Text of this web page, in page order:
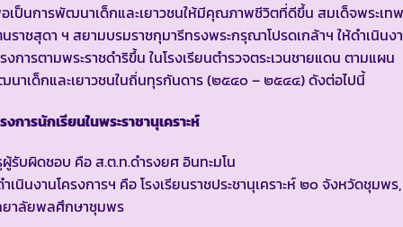
เป็นการพัฒนาเด็กและเยาวชนให้มีคุณภาพชีวิตที่ดีขึ้น สมเด็จพระเทพ
ราชสุดา ฯ สยามบรมราชกุมารีทรงพระกรุณาโปรดเกล้าฯ ให้ดำเนินง
งการตามพระราชดำริขึ้น ในโรงเรียนตำรวจตระเวนชายแดน ตามแผน
าเด็กและเยาวชนในถิ่นทุรกันดาร (๒๕๔๐ – ๒๕๔๔) ดังต่อไปนี้
งการนักเรียนในพระราชานุเคราะห์
รับผิดชอบ คือ ส.ต.ท.ดำรงยศ อินทะมโน
เนินงานโครงการฯ คือ โรงเรียนราชประชานุเคราะห์ ๒๐ จังหวัดชุมพร,
าลัยพลศึกษาชุมพร